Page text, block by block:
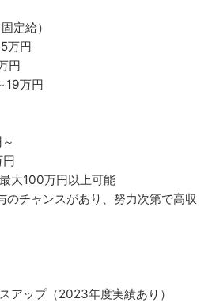
定給）
万円
円
19万円
円
大100万円以上可能
のチャンスがあり、努力次第で高収
アップ（2023年度実績あり）